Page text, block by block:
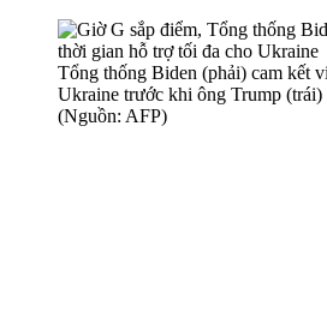
Tổng thống Biden (phải) cam kết
Ukraine trước khi ông Trump (trái)
(Nguồn: AFP)